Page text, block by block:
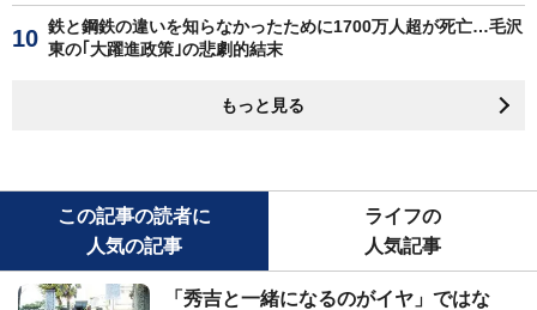
鉄と鋼鉄の違いを知らなかったために1700万人超が死亡…毛沢
東の｢大躍進政策｣の悲劇的結末
もっと見る
この記事の読者に
人気の記事
ライフの
人気記事
「秀吉と一緒になるのがイヤ」ではな